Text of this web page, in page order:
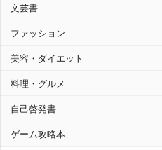
文芸書
ファッション
美容・ダイエット
料理・グルメ
自己啓発書
ゲーム攻略本